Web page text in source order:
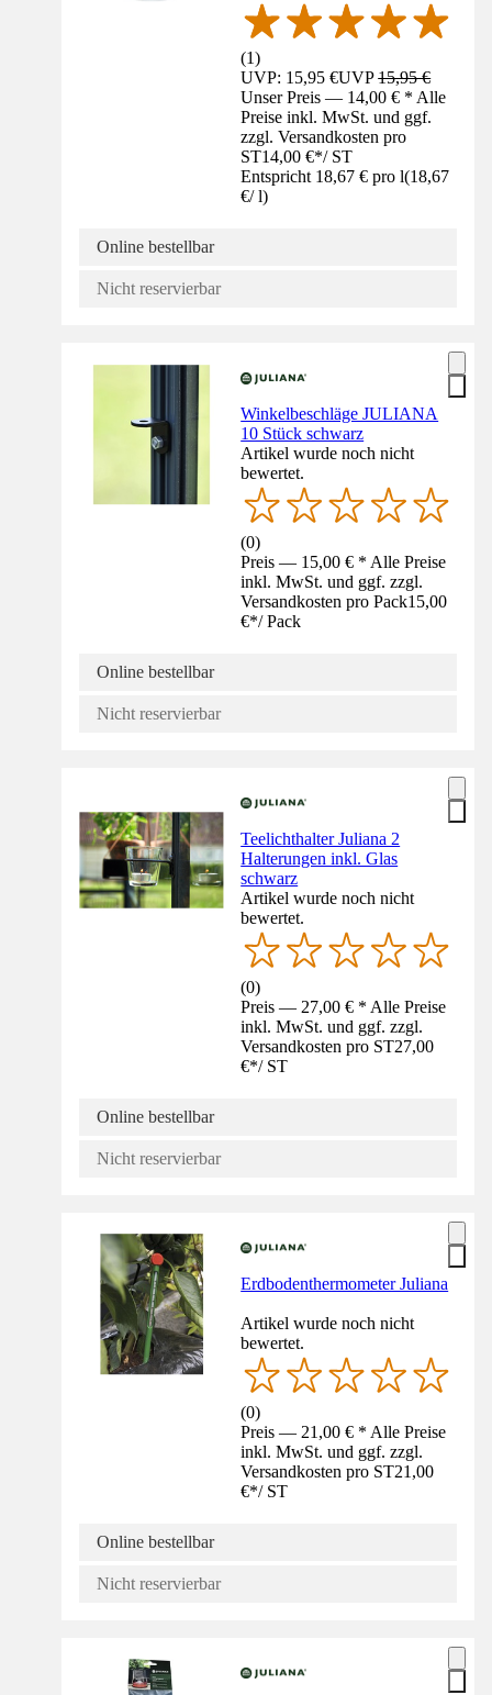
(1)
UVP: 15,95 €UVP15,95 €
Unser Preis — 14,00 € * Alle
Preise inkl. MwSt. und ggf.
zzgl. Versandkosten pro
ST14,00 €*/ ST
Entspricht 18,67 € pro l(18,67
€/ l)
Online bestellbar
Nicht reservierbar
Winkelbeschläge JULIANA
10 Stück schwarz
Artikel wurde noch nicht
bewertet.
(0)
Preis — 15,00 € * Alle Preise
inkl. MwSt. und ggf. zzgl.
Versandkosten pro Pack15,00
€*/ Pack
Online bestellbar
Nicht reservierbar
Teelichthalter Juliana 2
Halterungen inkl. Glas
schwarz
Artikel wurde noch nicht
bewertet.
(0)
Preis — 27,00 € * Alle Preise
inkl. MwSt. und ggf. zzgl.
Versandkosten pro ST27,00
€*/ ST
Online bestellbar
Nicht reservierbar
Erdbodenthermometer Juliana
Artikel wurde noch nicht
bewertet.
(0)
Preis — 21,00 € * Alle Preise
inkl. MwSt. und ggf. zzgl.
Versandkosten pro ST21,00
€*/ ST
Online bestellbar
Nicht reservierbar